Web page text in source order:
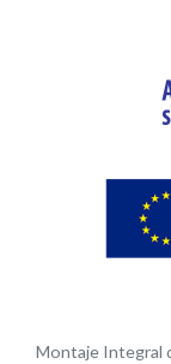
Montaje Integral